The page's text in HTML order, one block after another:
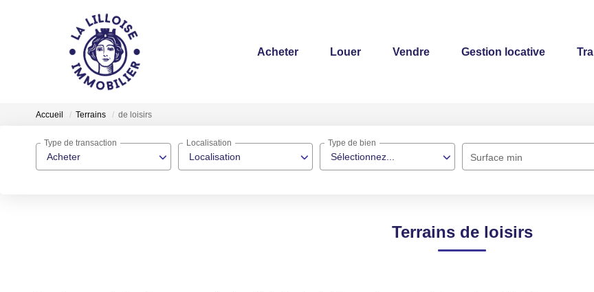
Acheter Louer Vendre Gestion locative
Accueil Terrains de loisirs
Acheter
Type de transaction
Localisation
Localisation
Sélectionnez...
Type de bien
Surface min
Terrains de loisirs